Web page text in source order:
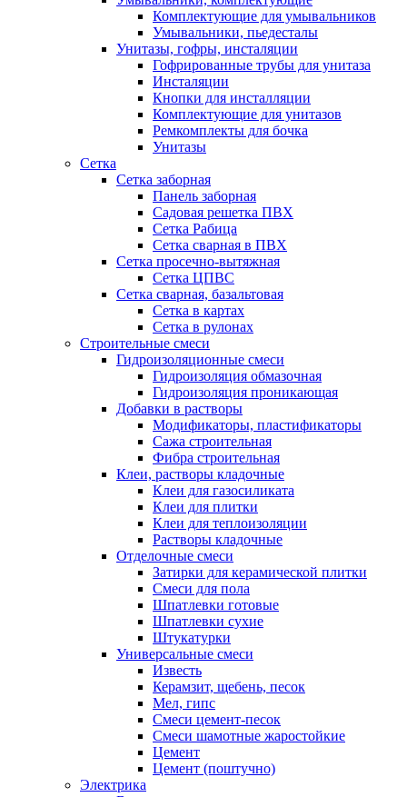
Комплектующие для умывальников
Умывальники, пьедесталы
Унитазы, гофры, инсталяции
Гофрированные трубы для унитаза
Инсталяции
Кнопки для инсталляции
Комплектующие для унитазов
Ремкомплекты для бочка
Унитазы
Сетка
Сетка заборная
Панель заборная
Садовая решетка ПВХ
Сетка Рабица
Сетка сварная в ПВХ
Сетка просечно-вытяжная
Сетка ЦПВС
Сетка сварная, базальтовая
Сетка в картах
Сетка в рулонах
Строительные смеси
Гидроизоляционные смеси
Гидроизоляция обмазочная
Гидроизоляция проникающая
Добавки в растворы
Модификаторы, пластификаторы
Сажа строительная
Фибра строительная
Клеи, растворы кладочные
Клеи для газосиликата
Клеи для плитки
Клеи для теплоизоляции
Растворы кладочные
Отделочные смеси
Затирки для керамической плитки
Смеси для пола
Шпатлевки готовые
Шпатлевки сухие
Штукатурки
Универсальные смеси
Известь
Керамзит, щебень, песок
Мел, гипс
Смеси цемент-песок
Смеси шамотные жаростойкие
Цемент
Цемент (поштучно)
Электрика